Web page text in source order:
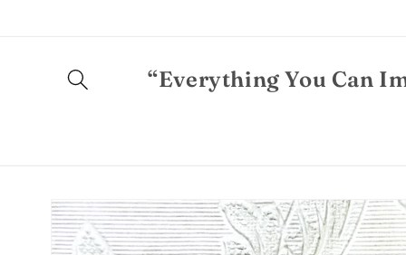
“Everything You Can
Kihagyás, és
ugrás a
termékadatokra